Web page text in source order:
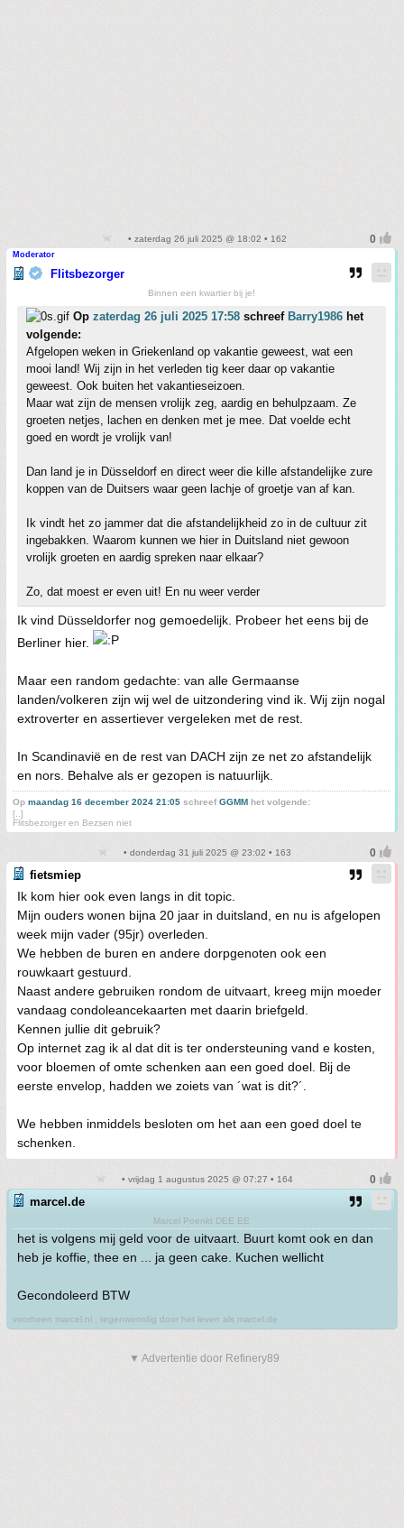
• zaterdag 26 juli 2025 @ 18:02 • 162
Moderator
Flitsbezorger
Binnen een kwartier bij je!
Op zaterdag 26 juli 2025 17:58 schreef Barry1986 het
volgende:
Afgelopen weken in Griekenland op vakantie geweest, wat een
mooi land! Wij zijn in het verleden tig keer daar op vakantie
geweest. Ook buiten het vakantieseizoen.
Maar wat zijn de mensen vrolijk zeg, aardig en behulpzaam. Ze
groeten netjes, lachen en denken met je mee. Dat voelde echt
goed en wordt je vrolijk van!
Dan land je in Düsseldorf en direct weer die kille afstandelijke zure
koppen van de Duitsers waar geen lachje of groetje van af kan.
Ik vindt het zo jammer dat die afstandelijkheid zo in de cultuur zit
ingebakken. Waarom kunnen we hier in Duitsland niet gewoon
vrolijk groeten en aardig spreken naar elkaar?
Zo, dat moest er even uit! En nu weer verder
Ik vind Düsseldorfer nog gemoedelijk. Probeer het eens bij de
Berliner hier.
Maar een random gedachte: van alle Germaanse
landen/volkeren zijn wij wel de uitzondering vind ik. Wij zijn nogal
extroverter en assertiever vergeleken met de rest.
In Scandinavië en de rest van DACH zijn ze net zo afstandelijk
en nors. Behalve als er gezopen is natuurlijk.
Op maandag 16 december 2024 21:05 schreefGGMM het volgende:
[..]
Flitsbezorger en Bezsen niet
• donderdag 31 juli 2025 @ 23:02 • 163
fietsmiep
Ik kom hier ook even langs in dit topic.
Mijn ouders wonen bijna 20 jaar in duitsland, en nu is afgelopen
week mijn vader (95jr) overleden.
We hebben de buren en andere dorpgenoten ook een
rouwkaart gestuurd.
Naast andere gebruiken rondom de uitvaart, kreeg mijn moeder
vandaag condoleancekaarten met daarin briefgeld.
Kennen jullie dit gebruik?
Op internet zag ik al dat dit is ter ondersteuning vand e kosten,
voor bloemen of omte schenken aan een goed doel. Bij de
eerste envelop, hadden we zoiets van ´wat is dit?´.
We hebben inmiddels besloten om het aan een goed doel te
schenken.
• vrijdag 1 augustus 2025 @ 07:27 • 164
marcel.de
Marcel Poenkt DEE EE
het is volgens mij geld voor de uitvaart. Buurt komt ook en dan
heb je koffie, thee en ... ja geen cake. Kuchen wellicht
Gecondoleerd BTW
voorheen marcel.nl , tegenwoordig door het leven als marcel.de
▼ Advertentie door Refinery89